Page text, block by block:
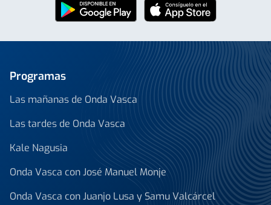
Programas
Las mañanas de Onda Vasca
Las tardes de Onda Vasca
Kale Nagusia
Onda Vasca con José Manuel Monje
Onda Vasca con Juanjo Lusa y Samu Valcárcel